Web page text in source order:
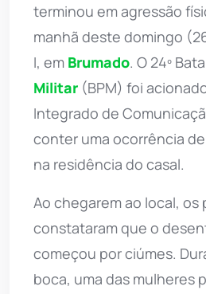
terminou em agressão
manhã deste domingo
I, em Brumado. O 24º
Militar (BPM) foi
Integrado de
conter uma ocorrência
na residência do casal.
Ao chegarem ao local, os
constataram que o
começou por ciúmes.
boca, uma das mulheres